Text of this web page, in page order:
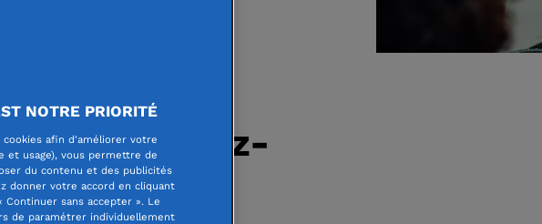
Rendez-
NOTRE PRIORITÉ
afin d'améliorer votre
et usage), vous permettre de
du contenu et des publicités
donner votre accord en cliquant
Continuer sans accepter ». Le
de paramétrer individuellement